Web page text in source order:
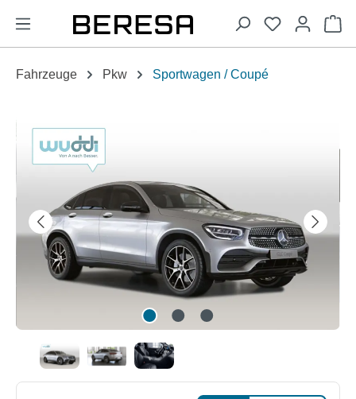
springen
Fahrzeuge Pkw Sportwagen / Coupé
Bildergalerie überspringen